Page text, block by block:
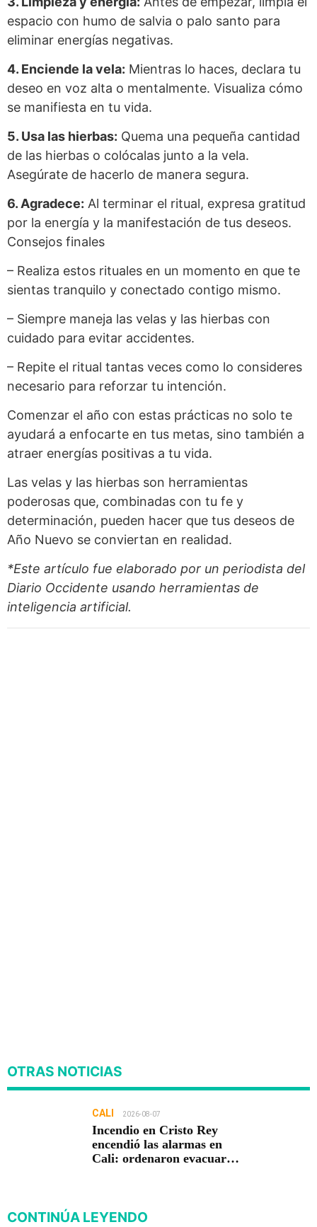
espacio con humo de salvia o palo santo para
eliminar energías negativas.
4. Enciende la vela: Mientras lo haces, declara tu
deseo en voz alta o mentalmente. Visualiza cómo
se manifiesta en tu vida.
5. Usa las hierbas: Quema una pequeña cantidad
de las hierbas o colócalas junto a la vela.
Asegúrate de hacerlo de manera segura.
6. Agradece: Al terminar el ritual, expresa gratitud
por la energía y la manifestación de tus deseos.
Consejos finales
– Realiza estos rituales en un momento en que te
sientas tranquilo y conectado contigo mismo.
– Siempre maneja las velas y las hierbas con
cuidado para evitar accidentes.
– Repite el ritual tantas veces como lo consideres
necesario para reforzar tu intención.
Comenzar el año con estas prácticas no solo te
ayudará a enfocarte en tus metas, sino también a
atraer energías positivas a tu vida.
Las velas y las hierbas son herramientas
poderosas que, combinadas con tu fe y
determinación, pueden hacer que tus deseos de
Año Nuevo se conviertan en realidad.
*Este artículo fue elaborado por un periodista del
Diario Occidente usando herramientas de
inteligencia artificial.
OTRAS NOTICIAS
CALI 2026-08-07
Incendio en Cristo Rey
encendió las alarmas en
Cali: ordenaron evacuar
CONTINÚA LEYENDO